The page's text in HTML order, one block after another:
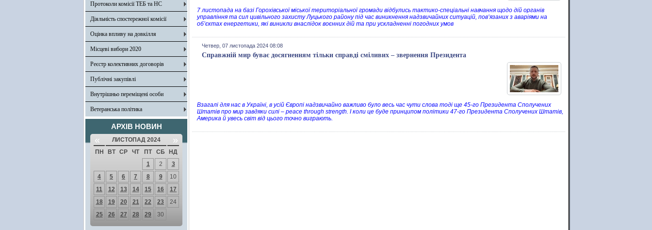
Протоколи комісії ТЕБ та НС
Діяльність спостережної комісії
Оцінка впливу на довкілля
Місцеві вибори 2020
Реєстр колективних договорів
Публічні закупівлі
Внутрішньо переміщені особи
Ветеранська політика
АРХІВ НОВИН
« ЛИСТОПАД 2024 »
ПН ВТ СР ЧТ ПТ СБ
НД
1
2
3
4
5 6 7 8 9
10
11
12 13 14 15 16
17
18
19 20 21 22 23
24
25
26 27 28 29 30
7 листопада на базі Горохівської міської територіальної громади відбулись тактико-спеціальні навчання щодо дій органів
управління та сил цивільного захисту Луцького району під час виникнення надзвичайних ситуацій, пов’язаних з аваріями на
об’єктах енергетики, які виникли внаслідок воєнних дій та при ускладненні погодних умов
Четвер, 07 листопада 2024 08:08
Справжній мир буває досягненням тільки справді сміливих – звернення Президента
Взагалі для нас в Україні, в усій Європі надзвичайно важливо було весь час чути слова тоді ще 45-го Президента Сполучених
Штатів про мир завдяки силі – peace through strength. І коли це буде принципом політики 47-го Президента Сполучених Штатів,
Америка й увесь світ від цього точно виграють.